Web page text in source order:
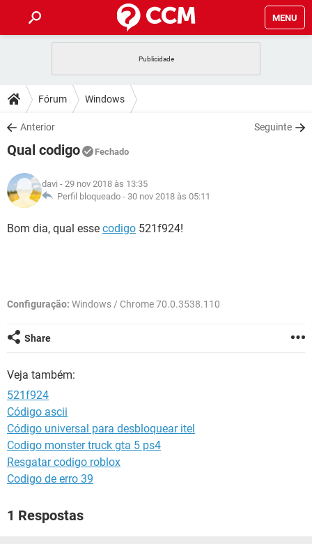
MENU
CELULAR
OUTLOOK
INSTAGRAM
GUIA DE COMPRAS
DICAS
JOGOS
INSTAGRAM
GUIA DE COMPRAS
DOWNLOADS
JOGOS
CELULAR
OUTLOOK EXCEL
INSTAGRAM GMAIL
FÓRUM
JOGOS
CELULAR
OUTLOOK EXCEL
GLOSSÁRIO
JOGOS WHATSAPP
Fórum Windows
Anterior Seguinte
Qual codigo Fechado
davi - 29 nov 2018 às 13:35
Perfil bloqueado - 30 nov 2018 às 05:11
Bom dia, qual esse codigo 521f924!
Configuração: Windows / Chrome 70.0.3538.110
Share
Veja também:
521f924
Código ascii
Código universal para desbloquear itel
Codigo monster truck gta 5 ps4
Resgatar codigo roblox
Codigo de erro 39
1 Respostas